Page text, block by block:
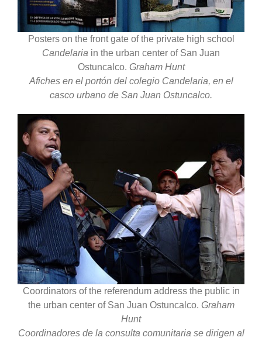
Posters on the front gate of the private high school
Candelaria in the urban center of San Juan
Ostuncalco. Graham Hunt
Afiches en el portón del colegio Candelaria, en el
casco urbano de San Juan Ostuncalco.
Coordinators of the referendum address the public in
the urban center of San Juan Ostuncalco. Graham
Hunt
Coordinadores de la consulta comunitaria se dirigen al